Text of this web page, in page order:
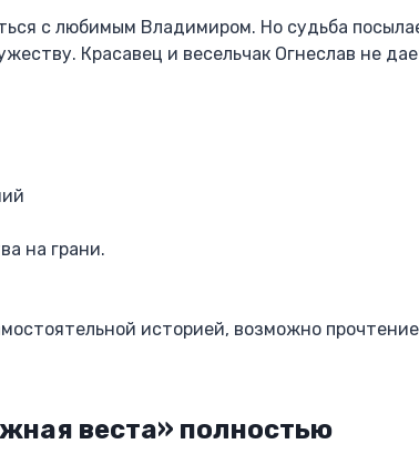
с любимым Владимиром. Но судьба
Красавец и весельчак Огнеслав не
на грани.
историей, возможно
веста» полностью